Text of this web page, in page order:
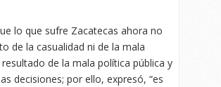
lo que sufre Zacatecas ahora no
de la casualidad ni de la mala
de la mala política pública y
decisiones; por ello, expresó, “es